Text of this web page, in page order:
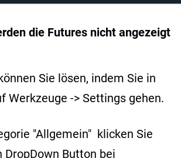
die Futures nicht angezeigt
Sie lösen, indem Sie in
Werkzeuge -> Settings gehen.
"Allgemein" klicken Sie
DropDown Button bei